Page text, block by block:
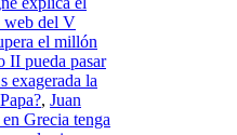
web del V
el millón
II pueda pasar
exagerada la
, Juan
Grecia tenga